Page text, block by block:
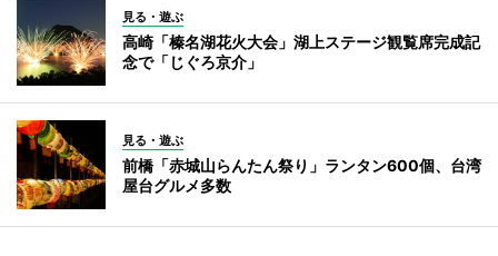
見る・遊ぶ
高崎「榛名湖花火大会」湖上ステージ観覧席完成記
念で「じぐろ京介」
見る・遊ぶ
前橋「赤城山らんたん祭り」ランタン600個、台湾
屋台グルメ多数